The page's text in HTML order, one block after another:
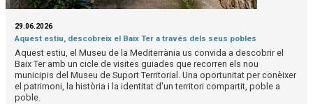
29.06.2026
Aquest estiu, descobreix el Baix Ter a través dels seus pobles
Aquest estiu, el Museu de la Mediterrània us convida a descobrir el
Baix Ter amb un cicle de visites guiades que recorren els nou
municipis del Museu de Suport Territorial. Una oportunitat per conèixer
el patrimoni, la història i la identitat d'un territori compartit, poble a
poble.